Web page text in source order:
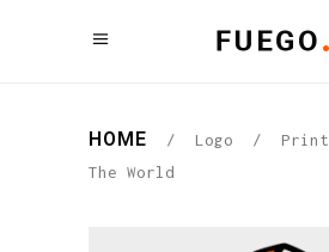
HOME / Logo / Print
The World